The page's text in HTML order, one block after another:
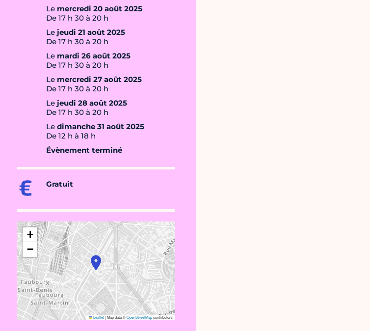
Le mercredi 20 août 2025
De 17 h 30 à 20 h
Le jeudi 21 août 2025
De 17 h 30 à 20 h
Le mardi 26 août 2025
De 17 h 30 à 20 h
Le mercredi 27 août 2025
De 17 h 30 à 20 h
Le jeudi 28 août 2025
De 17 h 30 à 20 h
Le dimanche 31 août 2025
De 12 h à 18 h
Évènement terminé
Gratuit
+
−
Leaflet|Map data ©OpenStreetMapcontributors